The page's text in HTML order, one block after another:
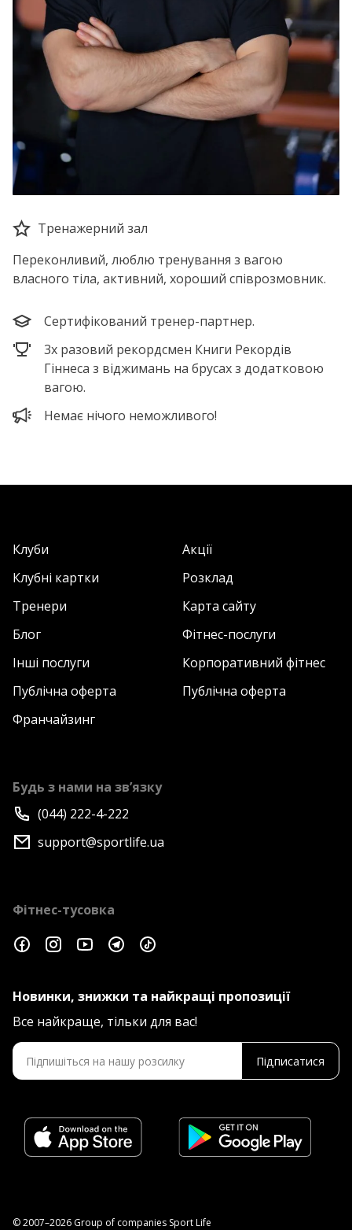
Тренажерний зал
Переконливий, люблю тренування з вагою
власного тіла, активний, хороший співрозмовник.
Сертифікований тренер-партнер.
3х разовий рекордсмен Книги Рекордів
Гіннеса з віджимань на брусах з додатковою
вагою.
Немає нічого неможливого!
Клуби
Акції
Клубні картки
Розклад
Тренери
Карта сайту
Блог
Фітнес-послуги
Інші послуги
Корпоративний фітнес
Публічна оферта
Публічна оферта
Франчайзинг
Будь з нами на зв’язку
(044) 222-4-222
support@sportlife.ua
Фітнес-тусовка
Новинки, знижки та найкращі пропозиції
Все найкраще, тільки для вас!
Підписатися
© 2007–2026 Group of companies Sport Life